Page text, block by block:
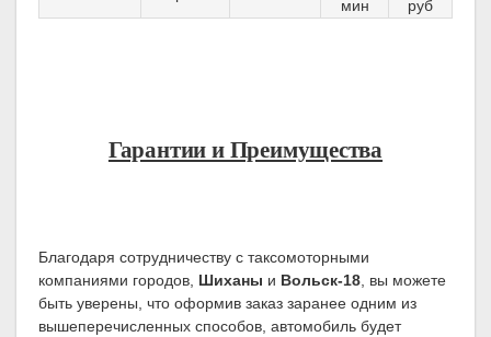
мин руб
Гарантии и Преимущества
Благодаря сотрудничеству с таксомоторными
компаниями городов, Шиханы и Вольск-18 , вы можете
быть уверены, что оформив заказ заранее одним из
вышеперечисленных способов, автомобиль будет